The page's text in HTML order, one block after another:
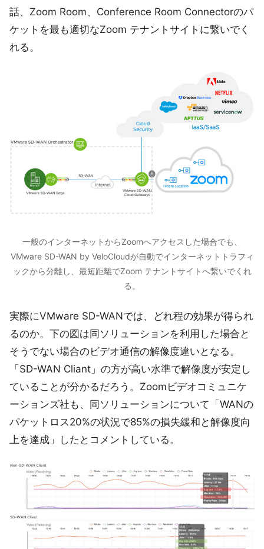
話、Zoom Room、Conference Room Connectorのパ
ケットを最も適切なZoom テナントサイトに繋いでく
れる。
一般のインターネットからZoomへアクセスした場合でも、
VMware SD-WAN by VeloCloudが自動でインターネットトラフィ
ックから分離し、最短距離でZoom テナントサイトへ繋いでくれ
る。
実際にVMware SD-WANでは、どれ程の効果が得られ
るのか。下の図は同ソリューションを利用した場合と
そうでない場合のビデオ通信の解像度違いとなる。
「SD-WAN Cliant」の方が高い水準で解像度が安定し
ていることが分かるだろう。Zoomビデオコミュニケ
ーションズ社も、同ソリューションについて「WANの
パケットロス20%の状況で85%の損失緩和と解像度向
上を達成」したとコメントしている。